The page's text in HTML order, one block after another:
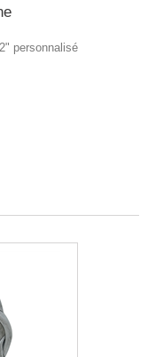
personnalisé